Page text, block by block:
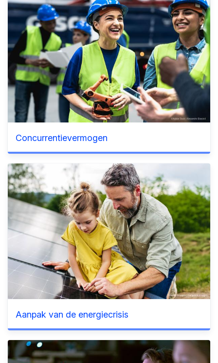
Concurrentievermogen
Aanpak van de energiecrisis